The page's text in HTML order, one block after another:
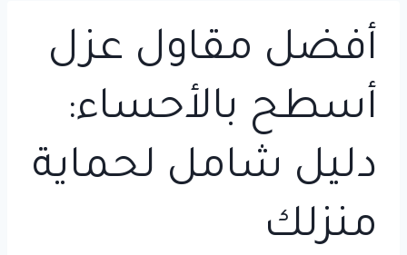
أفضل مقاول عزل
أسطح بالأحساء:
دليل شامل لحماية
منزلك